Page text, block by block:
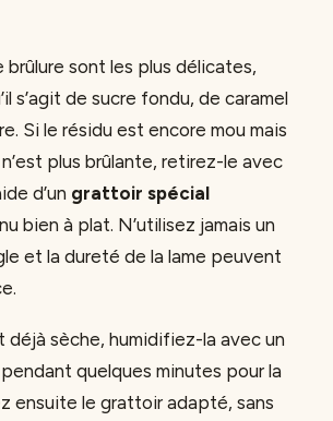
brûlure sont les plus délicates,
s’agit de sucre fondu, de caramel
Si le résidu est encore mou mais
plus brûlante, retirez-le avec
d’un grattoir spécial
bien à plat. N’utilisez jamais un
et la dureté de la lame peuvent
déjà sèche, humidifiez-la avec un
quelques minutes pour la
ensuite le grattoir adapté, sans